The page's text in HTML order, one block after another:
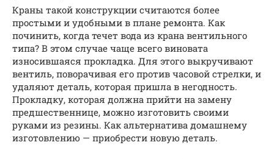
Краны такой конструкции считаются более
простыми и удобными в плане ремонта. Как
починить, когда течет вода из крана вентильного
типа? В этом случае чаще всего виновата
износившаяся прокладка. Для этого выкручивают
вентиль, поворачивая его против часовой стрелки, и
удаляют деталь, которая пришла в негодность.
Прокладку, которая должна прийти на замену
предшественнице, можно изготовить своими
руками из резины. Как альтернатива домашнему
изготовлению — приобрести новую деталь.